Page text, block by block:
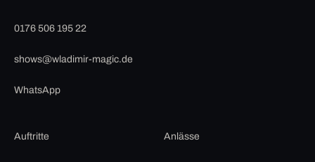
0176 506 195 22
shows@wladimir-magic.de
WhatsApp
Auftritte Anlässe